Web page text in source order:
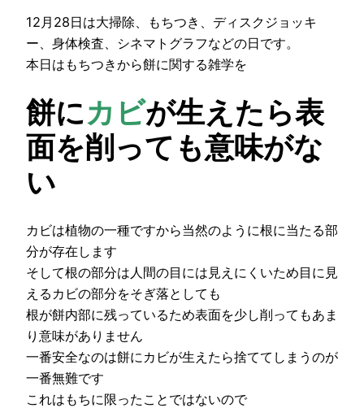
12月28日は大掃除、もちつき、ディスクジョッキ
ー、身体検査、シネマトグラフなどの日です。
本日はもちつきから餅に関する雑学を
餅にカビが生えたら表
面を削っても意味がな
い
カビは植物の一種ですから当然のように根に当たる部
分が存在します
そして根の部分は人間の目には見えにくいため目に見
えるカビの部分をそぎ落としても
根が餅内部に残っているため表面を少し削ってもあま
り意味がありません
一番安全なのは餅にカビが生えたら捨ててしまうのが
一番無難です
これはもちに限ったことではないので